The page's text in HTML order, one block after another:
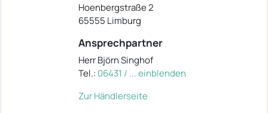
Hoenbergstraße 2
65555 Limburg
Ansprechpartner
Herr Björn Singhof
Tel.: 06431 / ... einblenden
Zur Händlerseite